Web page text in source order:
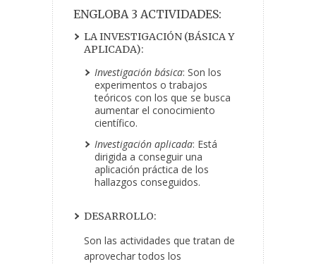
ENGLOBA 3 ACTIVIDADES:
LA INVESTIGACIÓN (BÁSICA Y
APLICADA):
Investigación básica: Son los
experimentos o trabajos
teóricos con los que se busca
aumentar el conocimiento
científico.
Investigación aplicada: Está
dirigida a conseguir una
aplicación práctica de los
hallazgos conseguidos.
DESARROLLO:
Son las actividades que tratan de
aprovechar todos los